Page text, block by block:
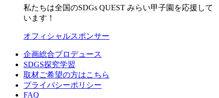
私たちは全国のSDGs QUEST みらい甲子園を応援して
います！
オフィシャルスポンサー
企画総合プロデュース
SDGS探究学習
取材ご希望の方はこちら
プライバシーポリシー
FAQ